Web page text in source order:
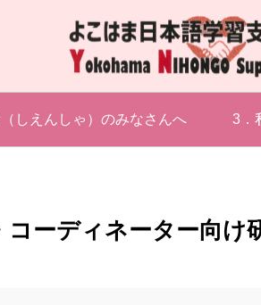
しえんしゃ）のみなさんへ 3．
コーディネーター向け